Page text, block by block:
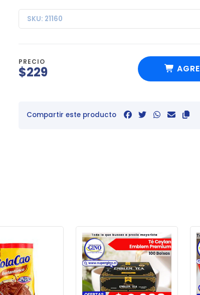
SKU: 21160
PRECIO
$229
Compartir este producto